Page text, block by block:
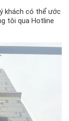
khách có thể ước
tôi qua Hotline